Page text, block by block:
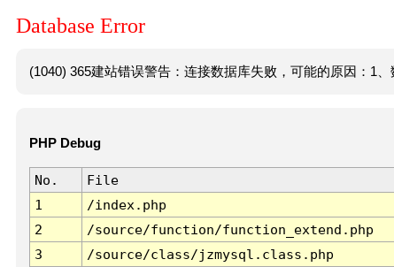
Database Error
(1040) 365建站错误警告：连接数据库失败，可能的原因：1
PHP Debug
No. File
1
/index.php
2
/source/function/function_extend.php
3
/source/class/jzmysql.class.php